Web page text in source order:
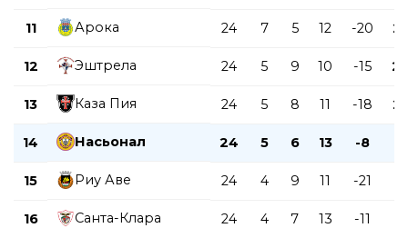
11 Арока 24 7 5 12 -20
12 Эштрела 24 5 9 10 -15
13 Каза Пия 24 5 8 11 -18
14 Насьонал 24 5 6 13 -8
15 Риу Аве 24 4 9 11 -21
16 Санта-Клара 24 4 7 13 -11